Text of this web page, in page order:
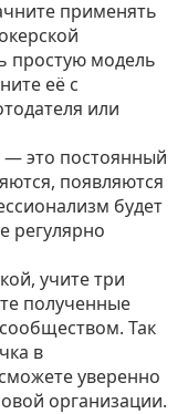
применять
простую модель
её с
или
это постоянный
появляются
будет
регулярно
учите три
полученные
Так
в
уверенно
организации.